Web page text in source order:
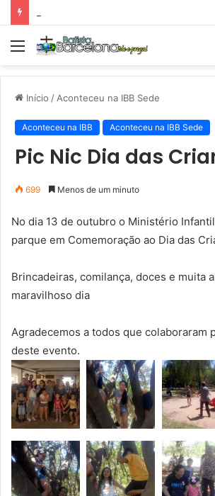
Menu
Início / Aconteceu na IBB Sede
Aconteceu na IBB Aconteceu na IBB Sede
Pic Nic Dia das
699 Menos de um minuto
No dia 13 de outubro o Ministério
parque em Comemoração ao Dia das
Brincadeiras, comilança, doces e muita
maravilhoso dia
Agradecemos a todos que colaboraram
deste evento.